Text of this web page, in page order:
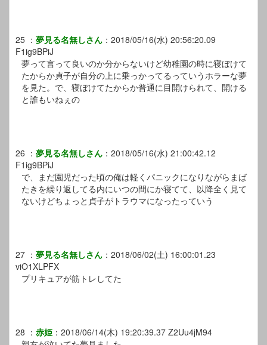
25 ： 夢見る名無しさん ： 2018/05/16(水) 20:56:20.09
F1ig9BPiJ
夢って言って良いのか分からないけど幼稚園の時に寝ぼけて
たからか貞子が自分の上に乗っかってるっていうホラーな夢
を見た。で、寝ぼけてたからか普通に目開けられて、開ける
と誰もいねぇの
26 ： 夢見る名無しさん ： 2018/05/16(水) 21:00:42.12
F1ig9BPiJ
で、まだ園児だった頃の俺は軽くパニックになりながらまば
たきを繰り返してる内にいつの間にか寝てて、以降全く見て
ないけどちょっと貞子がトラウマになったっていう
27 ： 夢見る名無しさん ： 2018/06/02(土) 16:00:01.23
viO1XLPFX
プリキュアが筋トレしてた
28 ： 赤姫 ： 2018/06/14(木) 19:20:39.37 Z2Uu4jM94